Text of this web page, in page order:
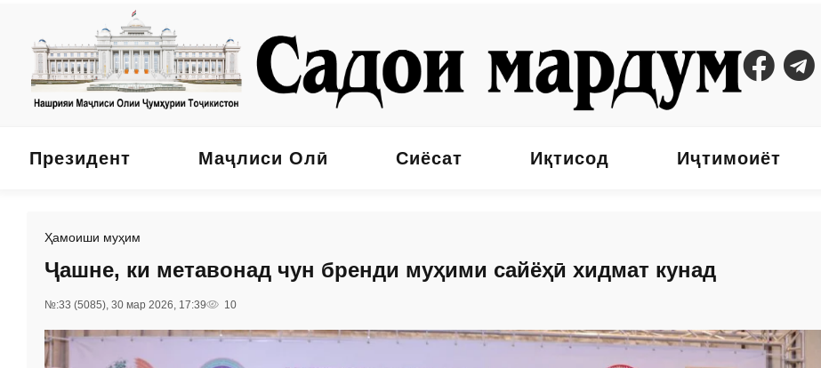
Президент Маҷлиси Олӣ Сиёсат Иқтисод Иҷтимоиёт
Ҳамоиши муҳим
Ҷашне, ки метавонад чун бренди муҳими сайёҳӣ хидмат кунад
№:33 (5085), 30 мар 2026, 17:39 10